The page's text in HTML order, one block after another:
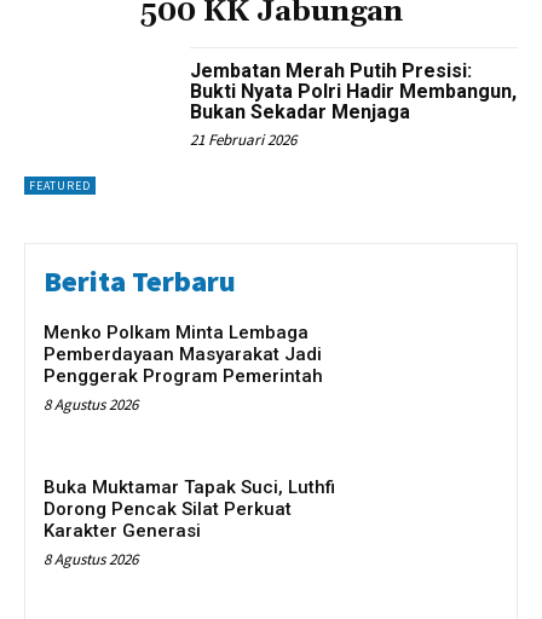
500 KK Jabungan
FEATURED
Jembatan Merah Putih Presisi:
Bukti Nyata Polri Hadir Membangun,
Bukan Sekadar Menjaga
21 Februari 2026
Berita Terbaru
Menko Polkam Minta Lembaga
Pemberdayaan Masyarakat Jadi
Penggerak Program Pemerintah
8 Agustus 2026
Buka Muktamar Tapak Suci, Luthfi
Dorong Pencak Silat Perkuat
Karakter Generasi
8 Agustus 2026